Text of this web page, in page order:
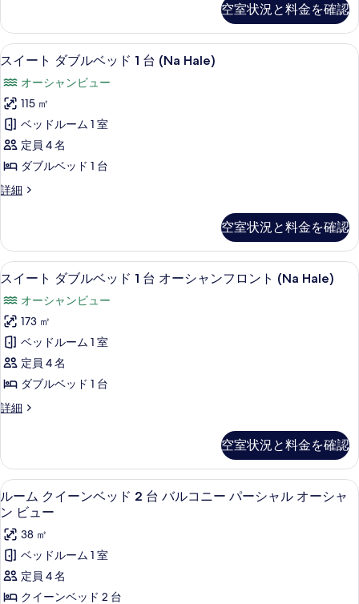
ル
オ
ー
シ
ャ
ン
ビ
ュ
ー
す
べ
て
の
写
真
を
表
示
ャ
ル
オ
ー
シ
ャ
ン
ビ
ュ
の
詳
細
1
台
オ
ー
シ
ャ
ン
フ
ロ
(View)
の
す
べ
て
の
写
真
を
す
る
ン
グ
ベ
ド
台
オ
ー
シ
ャ
ン
ト
(View)
の
詳
細
空室状況と料金を確認
ス
ー
ト
ダ
ブ
ル
ベ
ド
台
(Na
Hale)
の
す
べ
て
の
真
を
表
示
す
る
高級寝具、セーフティボックス (室
8
スイート ダブルベッド 1 台 (Na Hale)
オーシャンビュー
115 ㎡
ベッドルーム 1 室
定員 4 名
ダブルベッド 1 台
詳細
ス
ダ
ブ
ル
ッ
ド
台
(Na
Hale)
の
詳
空室状況と料金を確認
ス
ー
ト
ダ
ブ
ル
ベ
ド
台
オ
ー
シ
ャ
高級寝具、セーフティボックス (室
8
スイート ダブルベッド 1 台 オーシャンフロント (Na Hale)
オーシャンビュー
173 ㎡
ベッドルーム 1 室
定員 4 名
ダブルベッド 1 台
詳細
ス
ダ
ブ
ル
ベ
ッ
ド
台
オ
ー
空室状況と料金を確認
ル
ー
ム
ク
イ
ー
高級寝具、セーフティボックス (室
9
ルーム クイーンベッド 2 台 バルコニー パーシャル オーシャ
ン ビュー
38 ㎡
ベッドルーム 1 室
定員 4 名
クイーンベッド 2 台